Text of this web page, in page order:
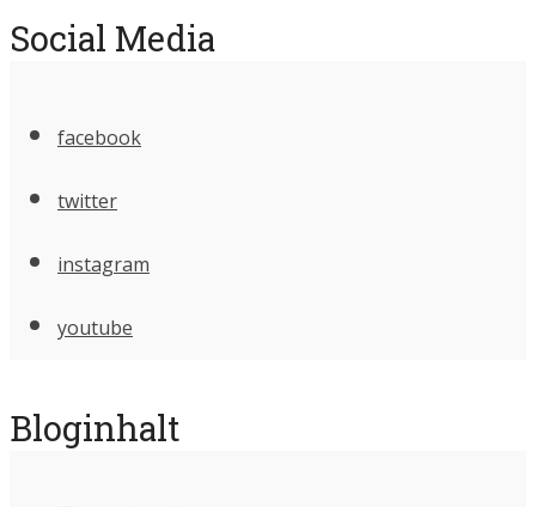
Social Media
facebook
twitter
instagram
youtube
Bloginhalt